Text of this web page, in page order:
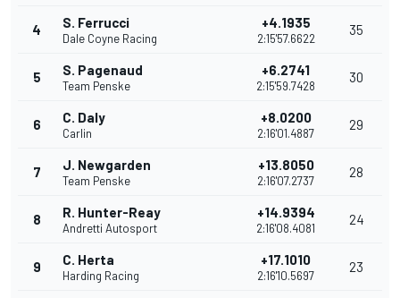
4 S. Ferrucci
Dale Coyne Racing
+4.1935
2:15'57.6622
35
5 S. Pagenaud
Team Penske
+6.2741
2:15'59.7428
30
6 C. Daly
Carlin
+8.0200
2:16'01.4887
29
7 J. Newgarden
Team Penske
+13.8050
2:16'07.2737
28
8 R. Hunter-Reay
Andretti Autosport
+14.9394
2:16'08.4081
24
9 C. Herta
Harding Racing
+17.1010
2:16'10.5697
23